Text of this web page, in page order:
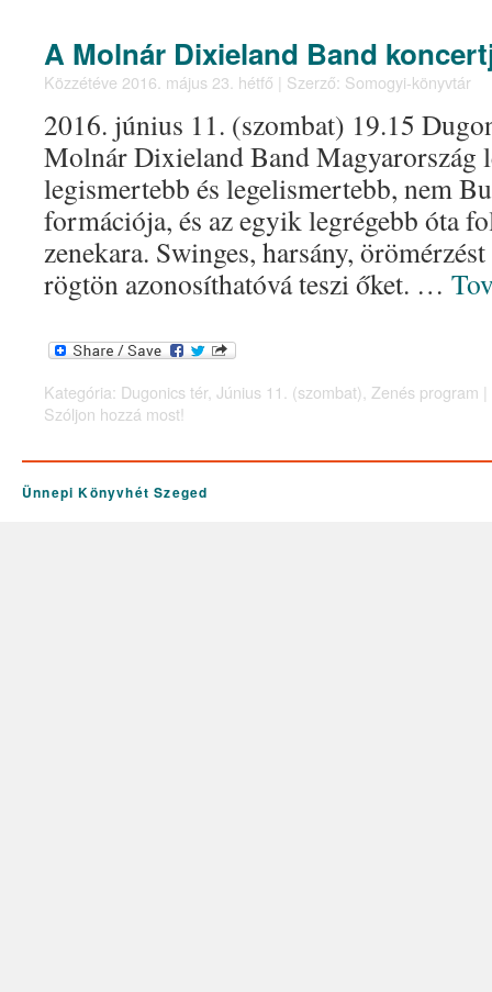
A Molnár Dixieland Band
Közzétéve 2016. május 23. hétfő | Szerző: Somogyi-könyvtár
2016. június 11. (szombat) 19.15
Molnár Dixieland Band Magyarország
legismertebb és legelismertebb, nem
formációja, és az egyik legrégebb óta
zenekara. Swinges, harsány,
rögtön azonosíthatóvá teszi őket. …
Kategória: Dugonics tér, Június 11. (szombat) Zenés program |
Szóljon hozzá most!
Ünnepi Könyvhét Szeged